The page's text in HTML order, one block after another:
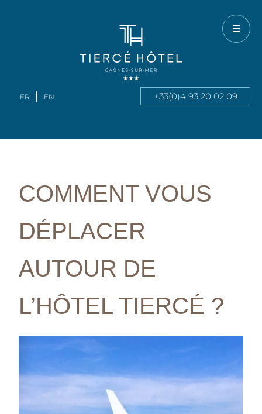
FR EN +33(0)4 93 20 02 09
COMMENT VOUS
DÉPLACER
AUTOUR DE
L’HÔTEL TIERCÉ ?